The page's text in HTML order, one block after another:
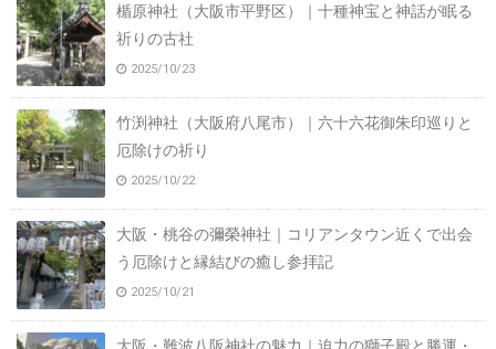
楯原神社（大阪市平野区）｜十種神宝と神話が眠る
祈りの古社
2025/10/23
竹渕神社（大阪府八尾市）｜六十六花御朱印巡りと
厄除けの祈り
2025/10/22
大阪・桃谷の彌榮神社｜コリアンタウン近くで出会
う厄除けと縁結びの癒し参拝記
2025/10/21
大阪・難波八阪神社の魅力｜迫力の獅子殿と勝運・